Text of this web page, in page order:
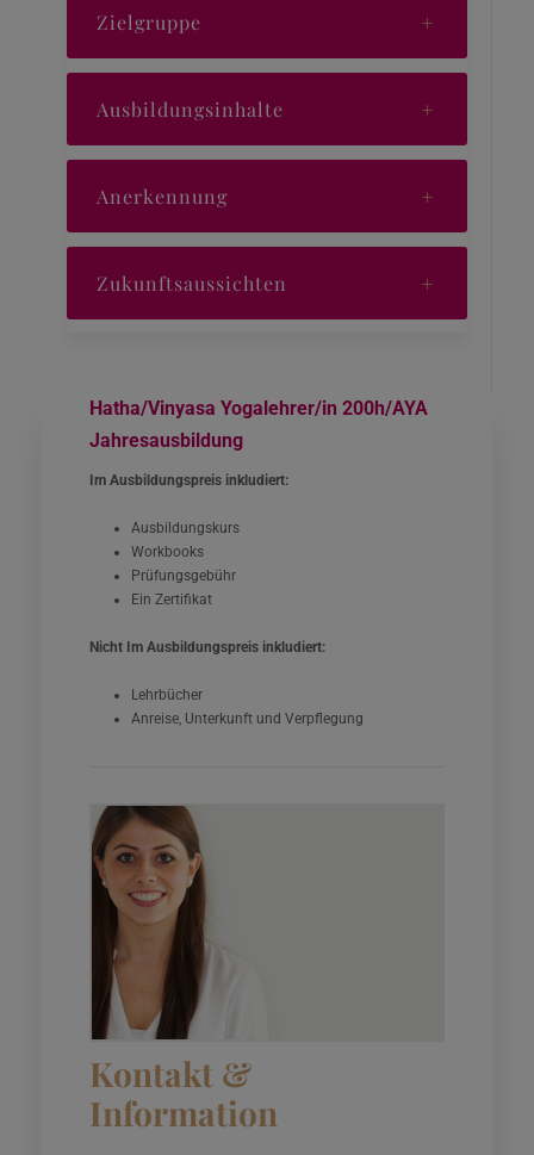
Zielgruppe
Ausbildungsinhalte
Anerkennung
Zukunftsaussichten
Hatha/Vinyasa Yogalehrer/in 200h/AYA
Jahresausbildung
Im Ausbildungspreis inkludiert:
Ausbildungskurs
Workbooks
Prüfungsgebühr
Ein Zertifikat
Nicht Im Ausbildungspreis inkludiert:
Lehrbücher
Anreise, Unterkunft und Verpflegung
Kontakt &
Information